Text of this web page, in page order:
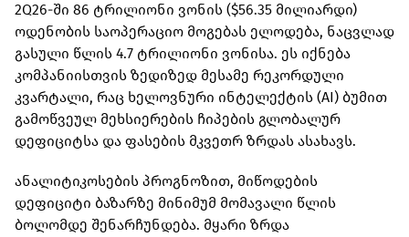
2Q26-ში 86 ტრილიონი ვონის ($56.35 მილიარდი)
ოდენობის საოპერაციო მოგებას ელოდება, ნაცვლად
გასული წლის 4.7 ტრილიონი ვონისა. ეს იქნება
კომპანიისთვის ზედიზედ მესამე რეკორდული
კვარტალი, რაც ხელოვნური ინტელექტის (AI) ბუმით
გამოწვეულ მეხსიერების ჩიპების გლობალურ
დეფიციტსა და ფასების მკვეთრ ზრდას ასახავს.
ანალიტიკოსების პროგნოზით, მიწოდების
დეფიციტი ბაზარზე მინიმუმ მომავალი წლის
ბოლომდე შენარჩუნდება. მყარი ზრდა